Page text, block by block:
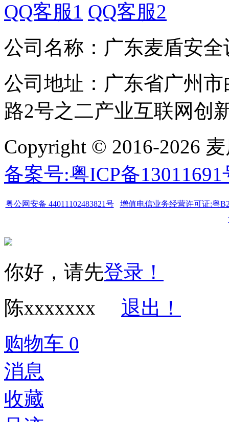
QQ客服1 QQ客服2
公司名称：广东麦盾安
公司地址：广东省广州
路2号之二产业互联网创
Copyright © 2016-2026
备案号:粤ICP备13011691
粤公网安备 44011102483821号
增值电信业务经营许可证:粤
你好，请先登录！
陈xxxxxxx
退出！
购物车 0
消息
收藏